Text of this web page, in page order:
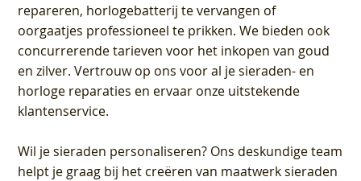
repareren, horlogebatterij te vervangen of
oorgaatjes professioneel te prikken. We bieden ook
concurrerende tarieven voor het inkopen van goud
en zilver. Vertrouw op ons voor al je sieraden- en
horloge reparaties en ervaar onze uitstekende
klantenservice.
Wil je sieraden personaliseren? Ons deskundige team
helpt je graag bij het creëren van maatwerk sieraden